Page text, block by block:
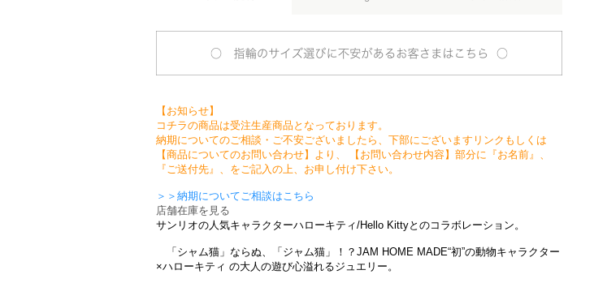
【お知らせ】
コチラの商品は受注生産商品となっております。
納期についてのご相談・ご不安ございましたら、下部にございますリンクもしくは
【商品についてのお問い合わせ】より、 【お問い合わせ内容】部分に『お名前』、
『ご送付先』、をご記入の上、お申し付け下さい。
＞＞納期についてご相談はこちら
店舗在庫を見る
サンリオの人気キャラクターハローキティ/Hello Kittyとのコラボレーション。
「シャム猫」ならぬ、「ジャム猫」！？JAM HOME MADE“初”の動物キャラクター
×ハローキティ の大人の遊び心溢れるジュエリー。